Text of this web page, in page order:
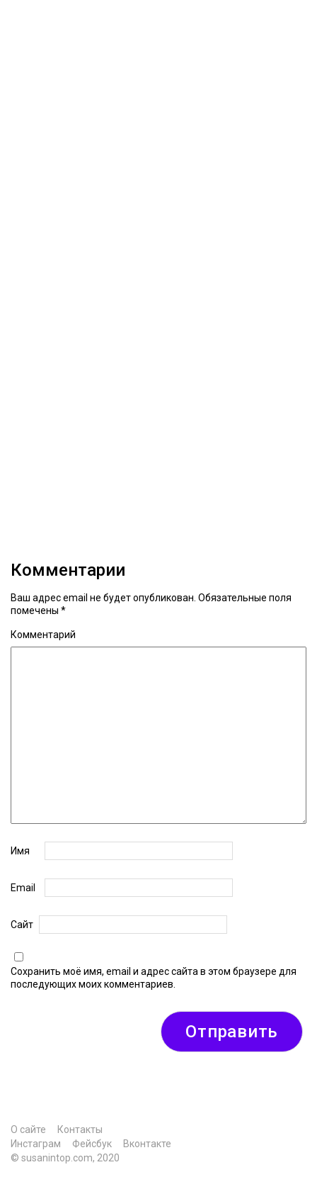
Комментарии
Ваш адрес email не будет опубликован. Обязательные поля
помечены *
Комментарий
Имя
Email
Сайт
Сохранить моё имя, email и адрес сайта в этом браузере для
последующих моих комментариев.
О сайте
Контакты
Инстаграм
Фейсбук
Вконтакте
© susanintop.com, 2020